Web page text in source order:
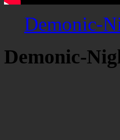
Demonic-
Demonic-